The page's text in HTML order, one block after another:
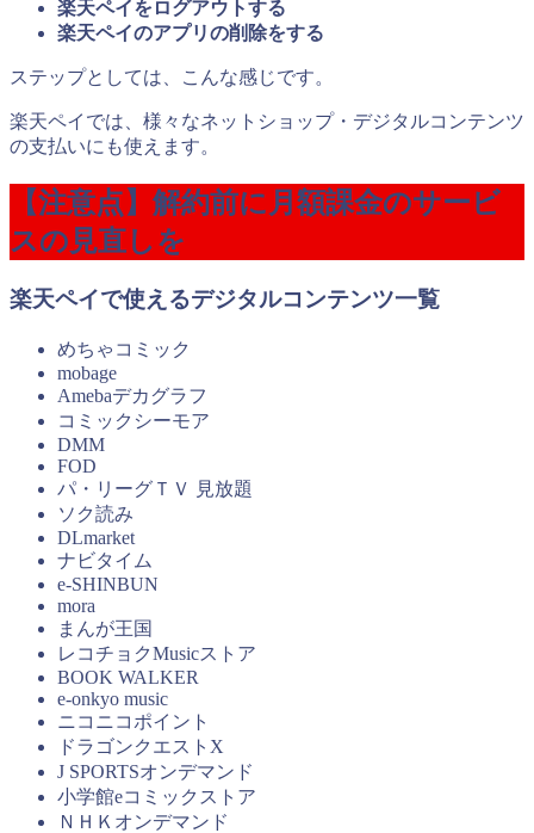
楽天ペイをログアウトする
楽天ペイのアプリの削除をする
ステップとしては、こんな感じです。
楽天ペイでは、様々なネットショップ・デジタルコンテンツ
の支払いにも使えます。
【注意点】解約前に月額課金のサービ
スの見直しを
楽天ペイで使えるデジタルコンテンツ一覧
めちゃコミック
mobage
Amebaデカグラフ
コミックシーモア
DMM
FOD
パ・リーグＴＶ 見放題
ソク読み
DLmarket
ナビタイム
e-SHINBUN
mora
まんが王国
レコチョクMusicストア
BOOK WALKER
e-onkyo music
ニコニコポイント
ドラゴンクエストX
J SPORTSオンデマンド
小学館eコミックストア
ＮＨＫオンデマンド